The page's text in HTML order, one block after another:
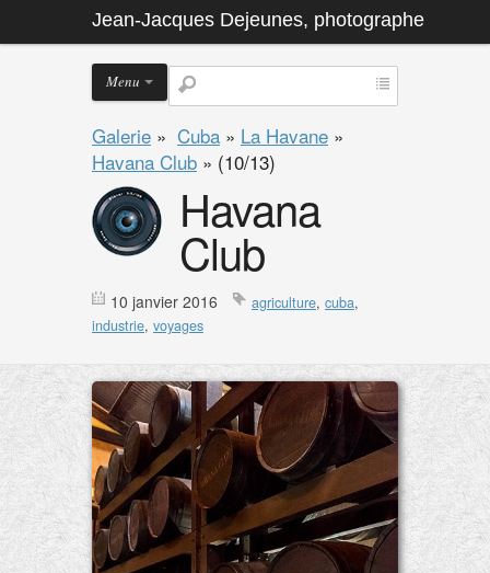
Jean-Jacques Dejeunes, photographe
Menu
Galerie » Cuba » La Havane »
Havana Club » (10/13)
Havana
Club
10 janvier 2016 agriculture, cuba,
industrie, voyages